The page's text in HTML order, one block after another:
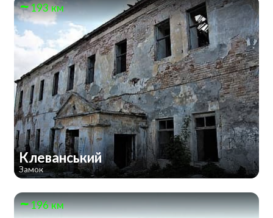
193 км
Клеванський
Замок
196 км